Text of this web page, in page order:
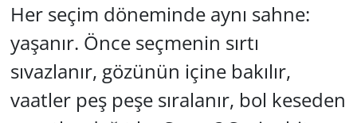
Her seçim döneminde aynı sahne:
yaşanır. Önce seçmenin sırtı
sıvazlanır, gözünün içine bakılır,
vaatler peş peşe sıralanır, bol keseden
POLİTİKA
RESMİ İLANLAR
SAĞLIK